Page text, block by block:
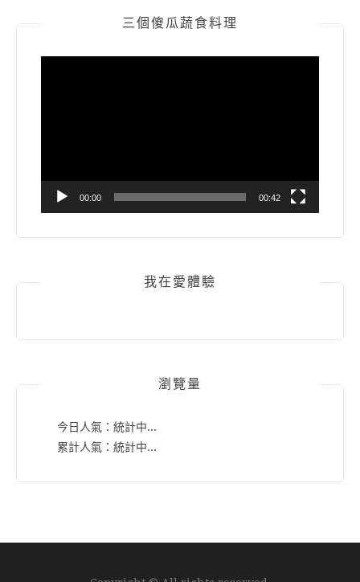
三個傻瓜蔬食料理
00:00 00:42
我在愛體驗
瀏覽量
今日人氣： 統計中...
累計人氣： 統計中...